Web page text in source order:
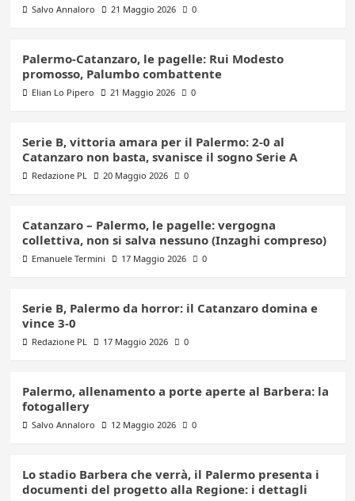
Salvo Annaloro 21 Maggio 2026 0
Palermo-Catanzaro, le pagelle: Rui Modesto
promosso, Palumbo combattente
Elian Lo Pipero 21 Maggio 2026 0
Serie B, vittoria amara per il Palermo: 2-0 al
Catanzaro non basta, svanisce il sogno Serie A
Redazione PL 20 Maggio 2026 0
Catanzaro – Palermo, le pagelle: vergogna
collettiva, non si salva nessuno (Inzaghi compreso)
Emanuele Termini 17 Maggio 2026 0
Serie B, Palermo da horror: il Catanzaro domina e
vince 3-0
Redazione PL 17 Maggio 2026 0
Palermo, allenamento a porte aperte al Barbera: la
fotogallery
Salvo Annaloro 12 Maggio 2026 0
Lo stadio Barbera che verrà, il Palermo presenta i
documenti del progetto alla Regione: i dettagli